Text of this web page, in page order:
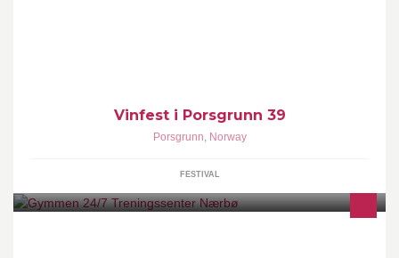
Vinfest i Porsgrunn 39
Porsgrunn, Norway
FESTIVAL